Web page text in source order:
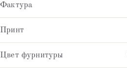
Фактура
Принт
Цвет фурнитуры